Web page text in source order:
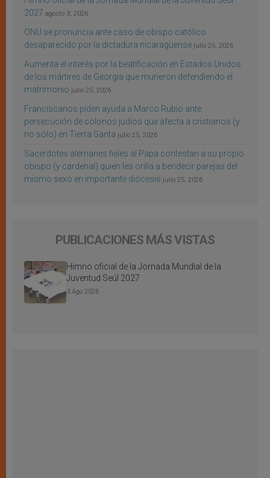
2027 agosto 3, 2026
ONU se pronuncia ante caso de obispo católico
desaparecido por la dictadura nicaragüense julio 25, 2026
Aumenta el interés por la beatificación en Estados Unidos
de los mártires de Georgia que murieron defendiendo el
matrimonio julio 25, 2026
Franciscanos piden ayuda a Marco Rubio ante
persecución de colonos judíos que afecta a cristianos (y
no sólo) en Tierra Santa julio 25, 2026
Sacerdotes alemanes fieles al Papa contestan a su propio
obispo (y cardenal) quien les orilla a bendecir parejas del
mismo sexo en importante diócesis julio 25, 2026
PUBLICACIONES MÁS VISTAS
Himno oficial de la Jornada Mundial de la
Juventud Seúl 2027
3 Ago 2026